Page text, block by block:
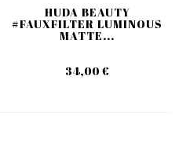
HUDA BEAUTY
#FAUXFILTER LUMINOUS
MATTE...
34,00 €